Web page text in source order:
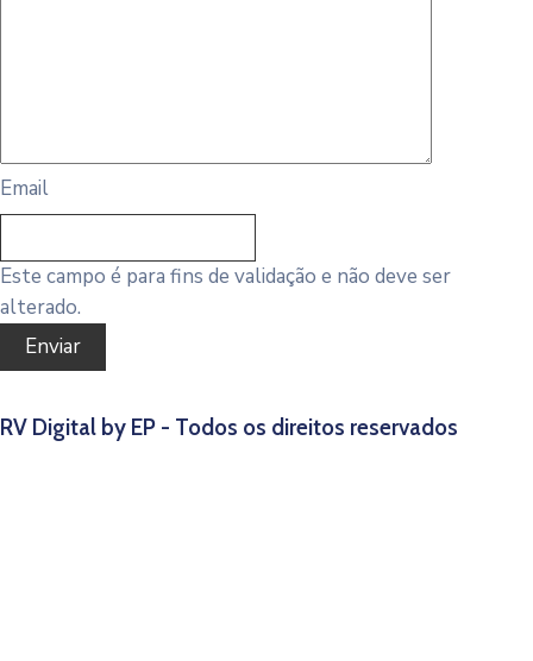
Email
Este campo é para fins de validação e não deve ser
alterado.
RV Digital by EP - Todos os direitos reservados